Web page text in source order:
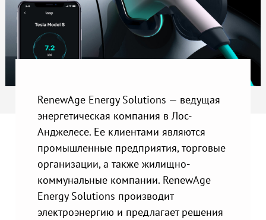
RenewAge Energy Solutions — ведущая
энергетическая компания в Лос-
Анджелесе. Ее клиентами являются
промышленные предприятия, торговые
организации, а также жилищно-
коммунальные компании. RenewAge
Energy Solutions производит
электроэнергию и предлагает решения